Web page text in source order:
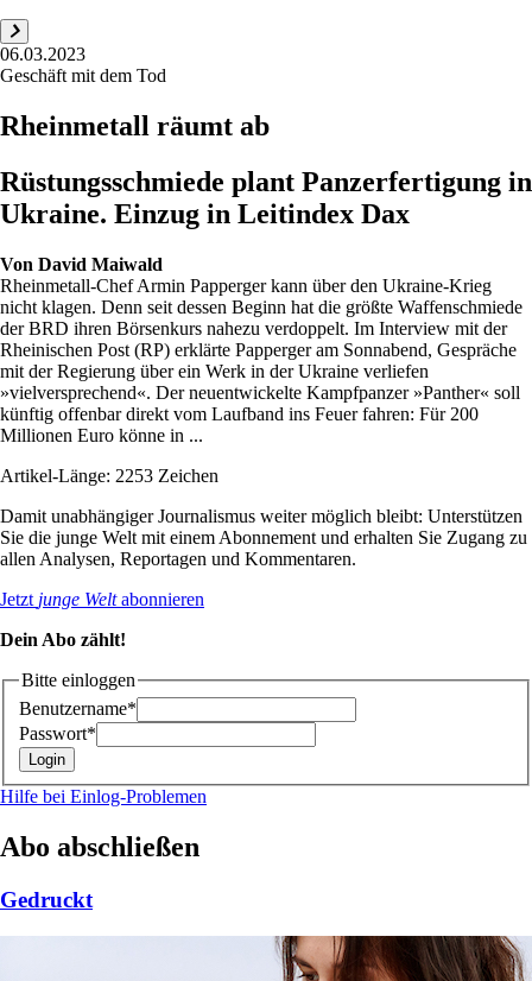
06.03.2023
Geschäft mit dem Tod
Rheinmetall räumt ab
Rüstungsschmiede plant Panzerfertigung in
Ukraine. Einzug in Leitindex Dax
Von David Maiwald
Rheinmetall-Chef Armin Papperger kann über den ­Ukraine-Krieg
nicht klagen. Denn seit dessen Beginn hat die größte Waffenschmiede
der BRD ihren Börsenkurs nahezu verdoppelt. Im Interview mit der
Rheinischen Post (RP) erklärte Papperger am Sonnabend, Gespräche
mit der Regierung über ein Werk in der Ukraine verliefen
»vielversprechend«. Der neuentwickelte Kampfpanzer »Panther« soll
künftig offenbar direkt vom Laufband ins Feuer fahren: Für 200
Millionen Euro könne in ...
Artikel-Länge: 2253 Zeichen
Damit unabhängiger Journalismus weiter möglich bleibt: Unterstützen
Sie die junge Welt mit einem Abonnement und erhalten Sie Zugang zu
allen Analysen, Reportagen und Kommentaren.
Jetzt junge Weltabonnieren
Dein Abo zählt!
Bitte einloggen
Benutzername*
Passwort*
Hilfe bei Einlog-Problemen
Abo abschließen
Gedruckt